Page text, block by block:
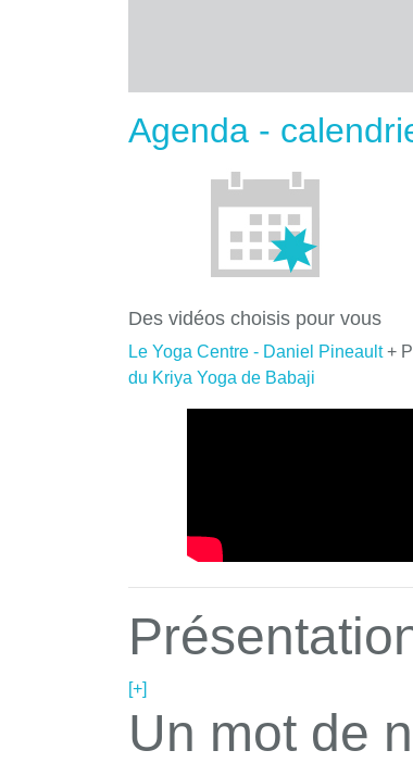
Agenda -
Des vidéos choisis pour vous
Le Yoga Centre - Daniel Pineault+
du Kriya Yoga de Babaji
[+]
Un mot de